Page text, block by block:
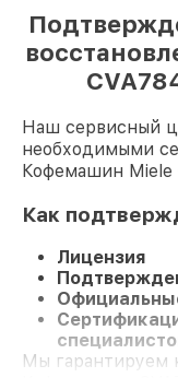
Наш сервисный
необходимыми
Кофемашин Miele
Как
Лицензия
Мы гарантируем